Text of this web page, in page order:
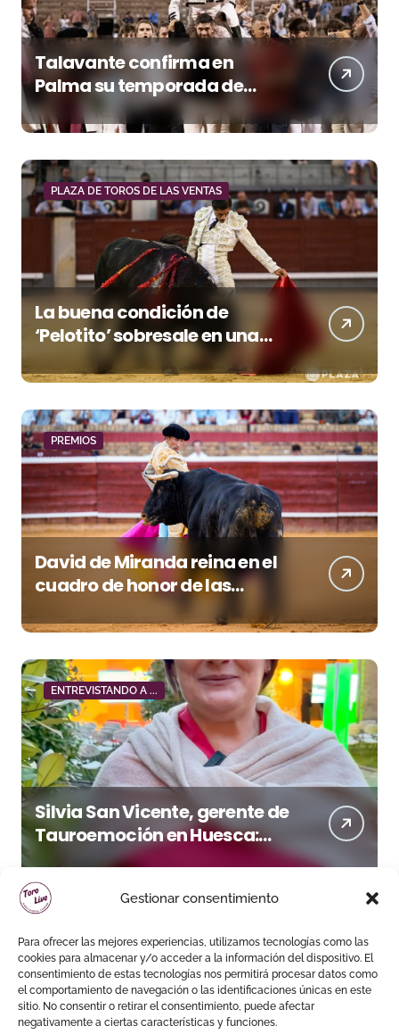
Gestionar consentimiento
Para ofrecer las mejores experiencias, utilizamos tecnologías como las
cookies para almacenar y/o acceder a la información del dispositivo. El
consentimiento de estas tecnologías nos permitirá procesar datos como
el comportamiento de navegación o las identificaciones únicas en este
sitio. No consentir o retirar el consentimiento, puede afectar
negativamente a ciertas características y funciones.
Talavante confirma en
Palma su temporada de
figura y el palco niega el
premio a Roca Rey
PLAZA DE TOROS DE LAS VENTAS
La buena condición de
‘Pelotito’ sobresale en una
noche gris en Las Ventas
PREMIOS
David de Miranda reina en el
cuadro de honor de las
Colombinas 2026
ENTREVISTANDO A ...
Silvia San Vicente, gerente de
Tauroemoción en Huesca:
«Todas las figuras del toreo
quieren venir a esta feria»